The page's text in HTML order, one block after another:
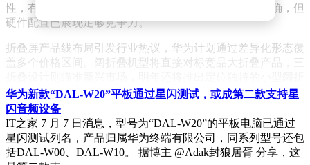
性，有望实现持久续航表现。充电技术是否突破暂未明确，但
硬件配置已展现足够竞争力。
折叠屏产品线布局引发行业热议，华为计划通过差异化形态覆
盖多个价格区间。阔折叠机型将直接对标竞品大折叠产品，三
叠机型。据推测，这款新品或为Pura X系列的迭代产品，该系
列去年凭借16:10比例阔型内屏和3.5英寸外屏的组合，在高端
市场树立了独特的产品形象。新一代折叠屏预计延续麒麟芯片
和鸿蒙系统的核心配置，同时在铰链技术和屏幕耐用性上实现
突破。
华为新款“DAL-W20”平板通过星闪测试，或成第二款支持星
闪音频设备
IT之家 7 月 7 日消息，型号为“DAL-W20”的平板电脑已通过
星闪测试列名，产品归属华为终端有限公司，同系列型号还包
括DAL-W00、DAL-W10。 据博主 @Adak封狼居胥 分享，这